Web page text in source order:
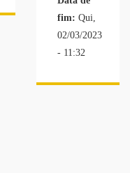
fim: Qui,
02/03/2023
- 11:32